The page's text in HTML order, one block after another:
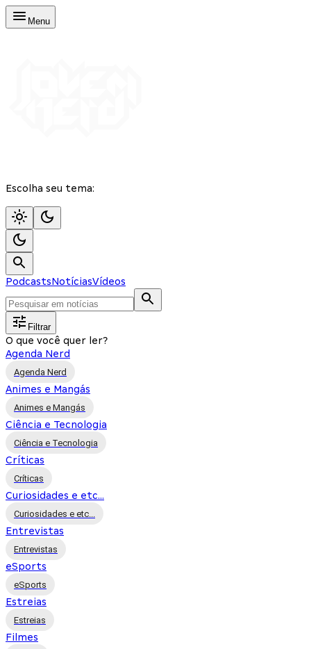
Menu
Escolha seu tema:
PodcastsNotíciasVídeos
Filtrar
O que você quer ler?
Agenda Nerd
Agenda Nerd
Animes e Mangás
Animes e Mangás
Ciência e Tecnologia
Ciência e Tecnologia
Críticas
Críticas
Curiosidades e etc...
Curiosidades e etc...
Entrevistas
Entrevistas
eSports
eSports
Estreias
Estreias
Filmes